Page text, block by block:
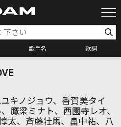
歌手名 歌詞
オケ検索
ケ店舗検索
キノジョウ、香賀美タイ
鷹梁ミナト、西園寺レオ、
太、斉藤壮馬、畠中祐、八